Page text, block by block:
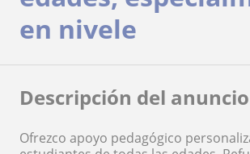
en nivele
Descripción del anuncio
Ofrezco apoyo pedagógico